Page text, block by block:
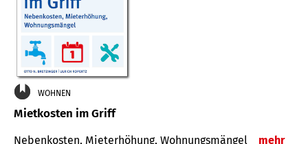
WOHNEN
Mietkosten im Griff
Nebenkosten, Mieterhöhung, Wohnungsmängel mehr